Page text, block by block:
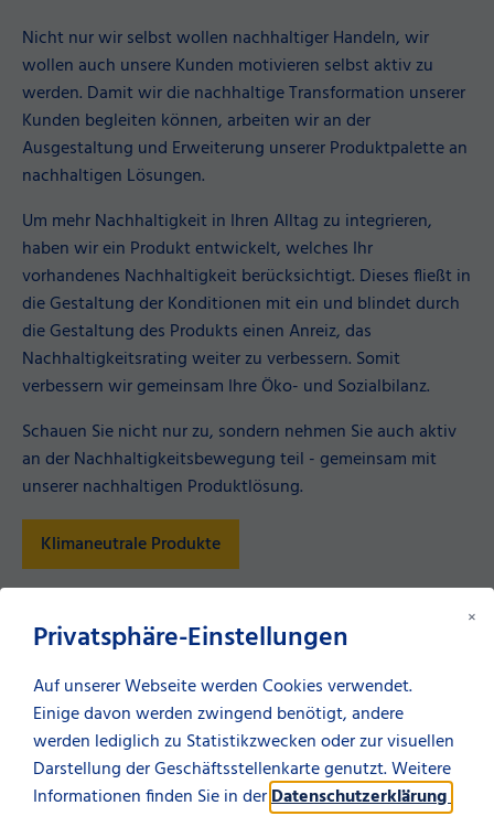
×
Privatsphäre-Einstellungen
Auf unserer Webseite werden Cookies verwendet.
Einige davon werden zwingend benötigt, andere
werden lediglich zu Statistikzwecken oder zur visuellen
Darstellung der Geschäftsstellenkarte genutzt. Weitere
Informationen finden Sie in derDatenschutzerklärung
Nicht nur wir selbst wollen nachhaltiger Handeln, wir
wollen auch unsere Kunden motivieren selbst aktiv zu
werden. Damit wir die nachhaltige Transformation unserer
Kunden begleiten können, arbeiten wir an der
Ausgestaltung und Erweiterung unserer Produktpalette an
nachhaltigen Lösungen.
Um mehr Nachhaltigkeit in Ihren Alltag zu integrieren,
haben wir ein Produkt entwickelt, welches Ihr
vorhandenes Nachhaltigkeit berücksichtigt. Dieses fließt in
die Gestaltung der Konditionen mit ein und blindet durch
die Gestaltung des Produkts einen Anreiz, das
Nachhaltigkeitsrating weiter zu verbessern. Somit
verbessern wir gemeinsam Ihre Öko- und Sozialbilanz.
Schauen Sie nicht nur zu, sondern nehmen Sie auch aktiv
an der Nachhaltigkeitsbewegung teil - gemeinsam mit
unserer nachhaltigen Produktlösung.
Klimaneutrale Produkte
Kontakt aufnehmen
Lassen Sie sich einfach von uns
persönlich beraten.